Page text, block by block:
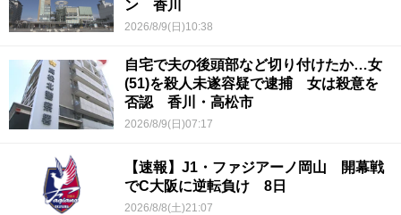
ン 香川
2026/8/9(日)10:38
自宅で夫の後頭部など切り付けたか…女
(51)を殺人未遂容疑で逮捕 女は殺意を
否認 香川・高松市
2026/8/9(日)07:17
【速報】J1・ファジアーノ岡山 開幕戦
でC大阪に逆転負け 8日
2026/8/8(土)21:07